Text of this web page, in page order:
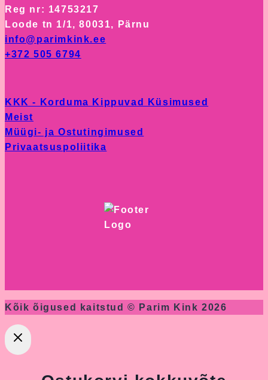
may
be
product
Reg nr: 14753217
Loode tn 1/1, 80031, Pärnu
info@parimkink.ee
+372 505 6794
KKK - Korduma Kippuvad Küsimused
Meist
Müügi- ja Ostutingimused
Privaatsuspoliitika
Kõik õigused kaitstud © Parim Kink 2026